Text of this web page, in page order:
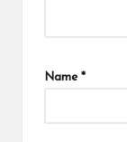
Name *